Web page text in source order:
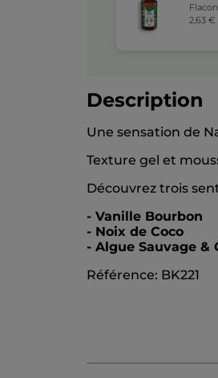
2,63 €
Description
Une sensation de
Texture gel et
Découvrez trois
- Vanille Bourbon
- Noix de Coco
- Algue Sauvage &
Référence: BK221